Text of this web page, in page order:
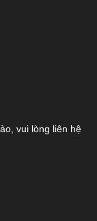
vui lòng liên hệ